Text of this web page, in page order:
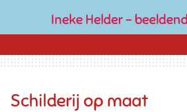
de
Ineke Helder-
Schilderij op maat